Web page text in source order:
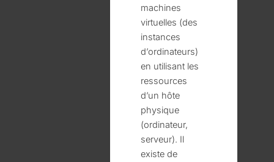
machines
virtuelles (des
instances
d’ordinateurs)
en utilisant les
ressources
d’un hôte
physique
(ordinateur,
serveur). Il
existe de